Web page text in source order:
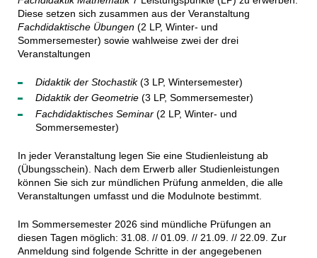
Diese setzen sich zusammen aus der Veranstaltung
Fachdidaktische Übungen(2 LP, Winter- und
Sommersemester) sowie wahlweise zwei der drei
Veranstaltungen
Didaktik der Stochastik(3 LP, Wintersemester)
Didaktik der Geometrie(3 LP, Sommersemester)
Fachdidaktisches Seminar(2 LP, Winter- und
Sommersemester)
In jeder Veranstaltung legen Sie eine Studienleistung ab
(Übungsschein). Nach dem Erwerb aller Studienleistungen
können Sie sich zur mündlichen Prüfung anmelden, die alle
Veranstaltungen umfasst und die Modulnote bestimmt.
Im Sommersemester 2026 sind mündliche Prüfungen an
diesen Tagen möglich: 31.08. // 01.09. // 21.09. // 22.09. Zur
Anmeldung sind folgende Schritte in der angegebenen